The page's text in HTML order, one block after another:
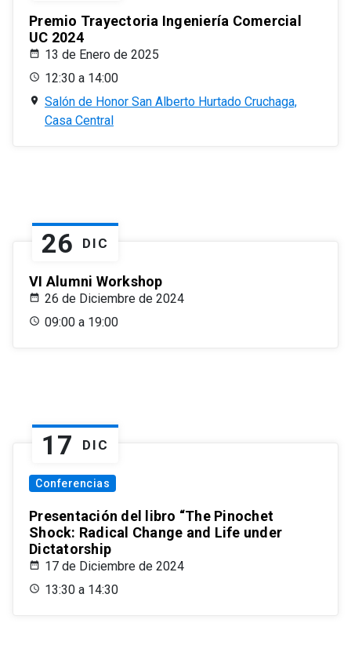
Premio Trayectoria Ingeniería Comercial
UC 2024
13 de Enero de 2025
12:30 a 14:00
Salón de Honor San Alberto Hurtado Cruchaga,
Casa Central
26 DIC
VI Alumni Workshop
26 de Diciembre de 2024
09:00 a 19:00
17 DIC
Conferencias
Presentación del libro “The Pinochet
Shock: Radical Change and Life under
Dictatorship
17 de Diciembre de 2024
13:30 a 14:30